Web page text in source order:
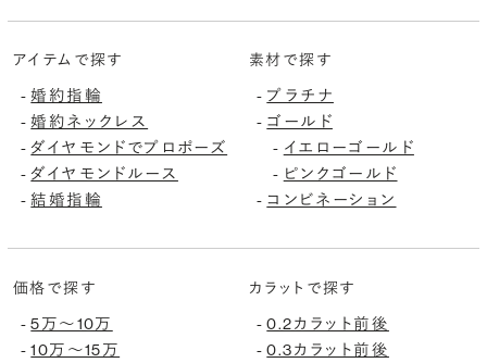
アイテムで探す
-婚約指輪
-婚約ネックレス
-ダイヤモンドでプロポーズ
-ダイヤモンドルース
-結婚指輪
素材で探す
- プラチナ
- ゴールド
- イエローゴールド
- ピンクゴールド
- コンビネーション
価格で探す
-5万〜10万
-10万〜15万
カラットで探す
-0.2カラット前後
-0.3カラット前後